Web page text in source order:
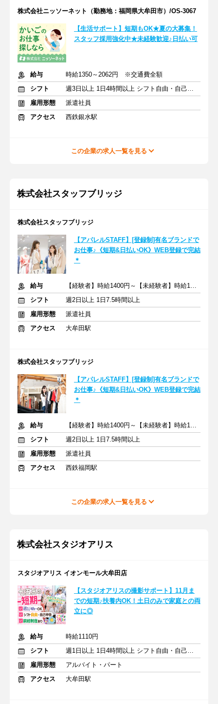
株式会社ニッソーネット（勤務地：福岡県大牟田市）/OS-3067
【生活サポート】短期もOK★夏の大募集！
スタッフ採用強化中★未経験歓迎♪日払い可
給与
時給1350～2062円 ※交通費全額
シフト
週3日以上 1日4時間以上 シフト自由・自己申告
雇用形態
派遣社員
アクセス
西鉄銀水駅
この企業の求人一覧を見る
株式会社スタッフブリッジ
株式会社スタッフブリッジ
【アパレルSTAFF】[登録制]有名ブランドで
お仕事♪《短期&日払いOK》WEB登録で完結
＊
給与
【経験者】時給1400円～【未経験者】時給1300円～＋交通費全額
シフト
週2日以上 1日7.5時間以上
雇用形態
派遣社員
アクセス
大牟田駅
株式会社スタッフブリッジ
【アパレルSTAFF】[登録制]有名ブランドで
お仕事♪《短期&日払いOK》WEB登録で完結
＊
給与
【経験者】時給1400円～【未経験者】時給1300円～＋交通費全額
シフト
週2日以上 1日7.5時間以上
雇用形態
派遣社員
アクセス
西鉄福岡駅
この企業の求人一覧を見る
株式会社スタジオアリス
スタジオアリス イオンモール大牟田店
【スタジオアリスの撮影サポート】11月ま
での短期♪扶養内OK！土日のみで家庭との両
立に◎
給与
時給1110円
シフト
週1日以上 1日4時間以上 シフト自由・自己申告
雇用形態
アルバイト・パート
アクセス
大牟田駅